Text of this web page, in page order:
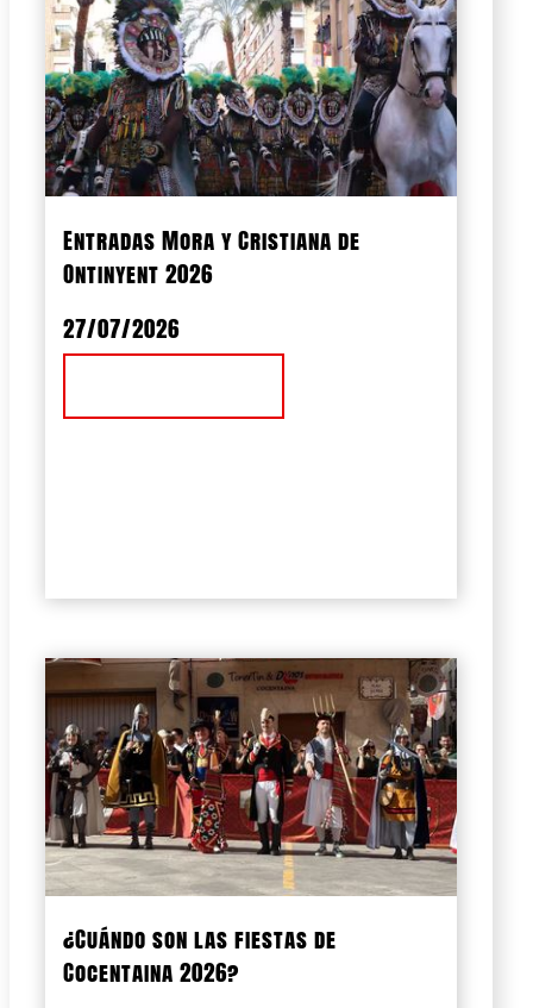
Entradas Mora y Cristiana de
Ontinyent 2026
27/07/2026
¿Cuándo son las fiestas de
Cocentaina 2026?